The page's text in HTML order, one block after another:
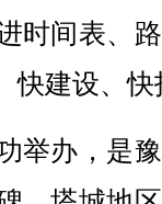
时间表、
快建设、快
办，是